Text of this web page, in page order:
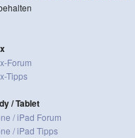
Forum
Tipps
/ Tablet
/ iPad Forum
/ iPad Tipps